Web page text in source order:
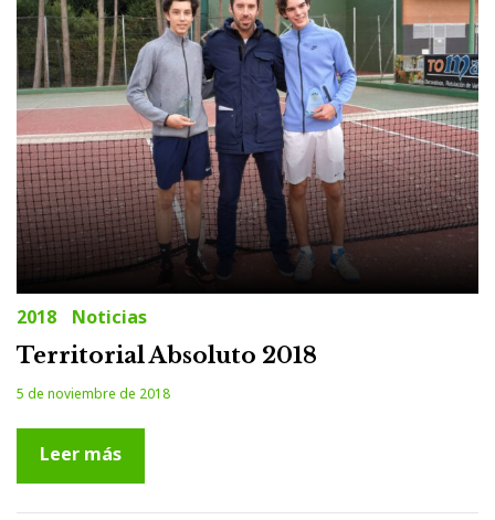
2018 Noticias
Territorial Absoluto 2018
5 de noviembre de 2018
Leer más